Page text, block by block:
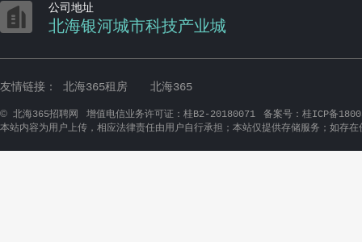
 公司地址
北海银河城市科技产业城
友情链接： 北海365租房 北海365
© 北海365招聘网 增值电信业务许可证：桂B2-20180071
备案号：桂ICP备
本站内容为用户上传，相应法律责任由用户自行承担；本站仅提供存储服务；如存